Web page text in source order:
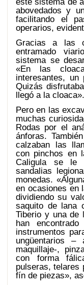
abovedados y
facilitando el
operarios,
Gracias a las
entramado
sistema se
«En las
interesantes, un
Quizás
llegó a la
Pero en las
muchas
Rodas por el
ánforas.
calzaban las
con pinchos en
Caligula se le
sandalias
monedas.
en ocasiones en
dividiendo su
saquito de lana
Tiberio y una de
han
instrumentos
ungüentarios –
maquillaje-,
con forma
pulseras, telares
fín de piezas»,